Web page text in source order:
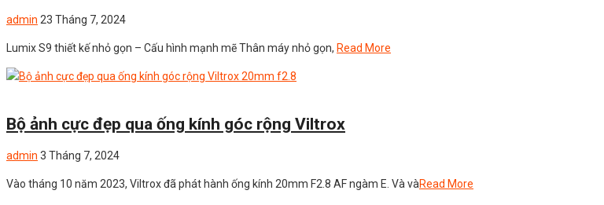
admin 23 Tháng 7, 2024
Lumix S9 thiết kế nhỏ gọn – Cấu hình mạnh mẽ Thân máy nhỏ gọn, Read More
Bộ ảnh cực đẹp qua ống kính góc rộng Viltrox
admin 3 Tháng 7, 2024
Vào tháng 10 năm 2023, Viltrox đã phát hành ống kính 20mm F2.8 AF ngàm E. Và vàRead More